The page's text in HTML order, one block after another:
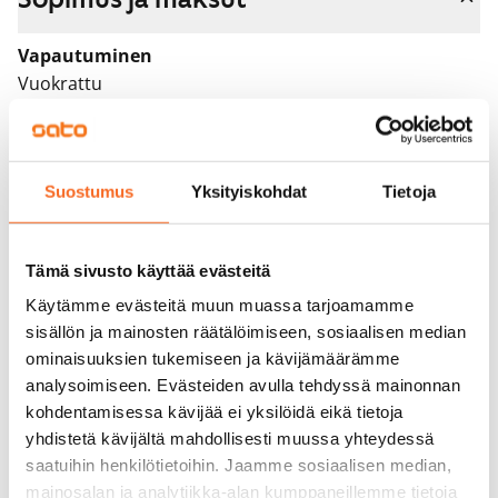
Suostumus Yksityiskohdat Tietoja
Tämä sivusto käyttää evästeitä
Käytämme evästeitä muun muassa tarjoamamme
sisällön ja mainosten räätälöimiseen, sosiaalisen median
ominaisuuksien tukemiseen ja kävijämäärämme
analysoimiseen. Evästeiden avulla tehdyssä mainonnan
kohdentamisessa kävijää ei yksilöidä eikä tietoja
yhdistetä kävijältä mahdollisesti muussa yhteydessä
saatuihin henkilötietoihin. Jaamme sosiaalisen median,
mainosalan ja analytiikka-alan kumppaneillemme tietoja
Vapautuminen
Vuokrattu
Varallisuusrajat
Ei
0 €, (yrityksille min. 1 kk vuokra)
Kotivakuutus
Pakollinen, ei sisälly vuokraan
Vesimaksu
Kulutuksen mukaan
Sähkömaksu